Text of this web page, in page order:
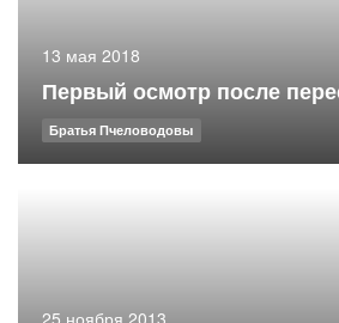
13 мая 2018
Первый осмотр после
Братья Пчеловодовы
25 ноября 2013